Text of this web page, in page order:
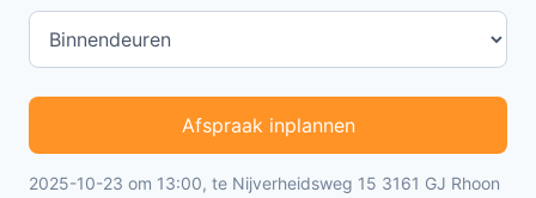
Afspraak inplannen
2025-10-23 om 13:00, te Nijverheidsweg 15 3161 GJ Rhoon